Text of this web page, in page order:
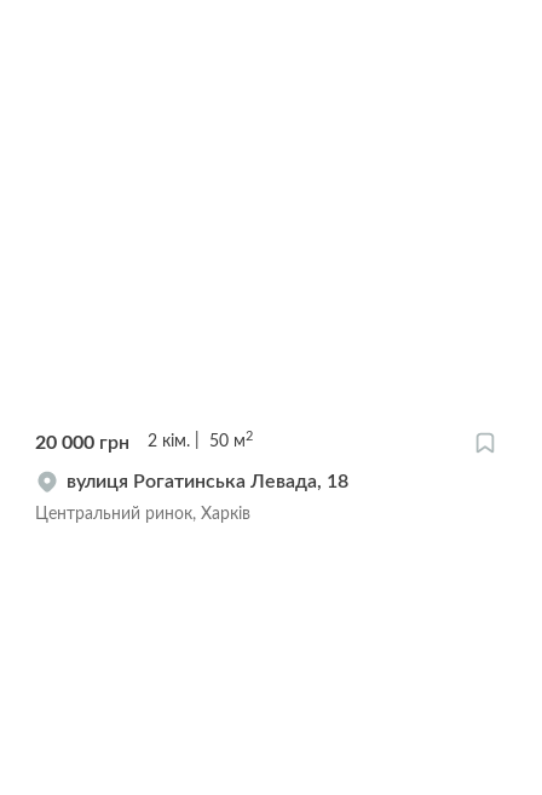
20 000 грн 2 кім. 50 м 2
вулиця Рогатинська Левада, 18
Центральний ринок, Харків